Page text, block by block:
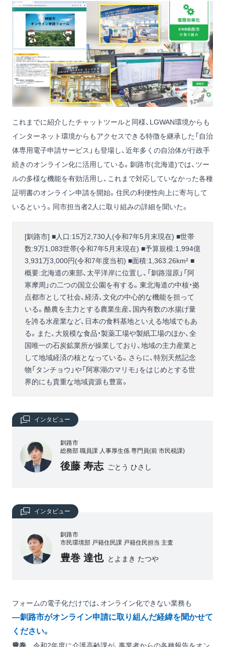
これまでに紹介したチャットツールと同様、LGWAN環境からも
インターネット環境からもアクセスできる特徴を継承した「自治
体専用電子申請サービス」も登場し、近年多くの自治体が行政手
続きのオンライン化に活用している。釧路市(北海道)では、ツー
ルの多様な機能を有効活用し、これまで対応していなかった各種
証明書のオンライン申請を開始。住民の利便性向上に寄与して
いるという。同市担当者2人に取り組みの詳細を聞いた。
[釧路市] ■人口:15万2,730人(令和7年5月末現在) ■世帯
数:9万1,083世帯(令和7年5月末現在) ■予算規模:1,994億
3,931万3,000円(令和7年度当初) ■面積:1,363.26km² ■
概要:北海道の東部、太平洋岸に位置し、「釧路湿原」「阿
寒摩周」の二つの国立公園を有する。東北海道の中核・拠
点都市として社会、経済、文化の中心的な機能を担って
いる。酪農を主力とする農業生産、国内有数の水揚げ量
を誇る水産業など、日本の食料基地といえる地域でもあ
る。また、大規模な食品・製薬工場や製紙工場のほか、全
国唯一の石炭鉱業所が操業しており、地域の主力産業と
して地域経済の核となっている。さらに、特別天然記念
物「タンチョウ」や「阿寒湖のマリモ」をはじめとする世
界的にも貴重な地域資源も豊富。
インタビュー
釧路市
総務部 職員課 人事厚生係 専門員(前 市民税課)
後藤 寿志 ごとう ひさし
インタビュー
釧路市
市民環境部 戸籍住民課 戸籍住民担当 主査
豊巻 達也 とよまき たつや
フォームの電子化だけでは、オンライン化できない業務も
―釧路市がオンライン申請に取り組んだ経緯を聞かせて
ください。